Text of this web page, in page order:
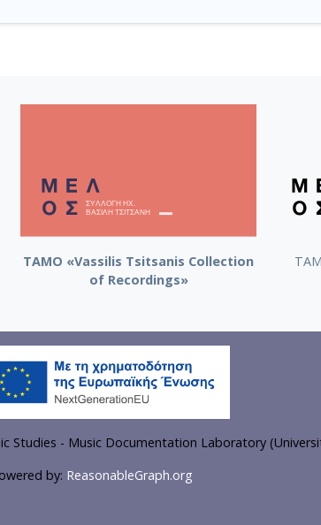
TAMO «Vassilis Tsitsanis Collection
of Recordings»
Studies - Music Documentation Laboratory
by: ReasonableGraph.org